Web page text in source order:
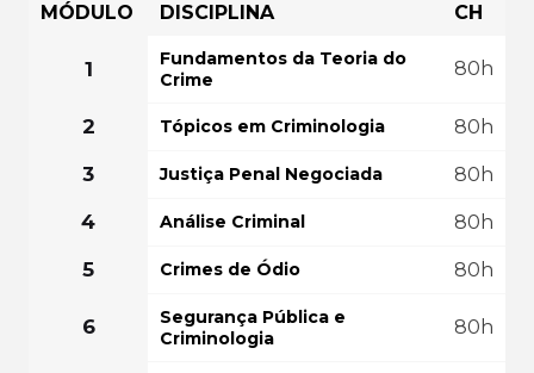
FAÇA SUA
COMEÇAR AGORA
MÓDULO DISCIPLINA CH
1
Fundamentos da Teoria do
Crime
80h
2 Tópicos em Criminologia 80h
3 Justiça Penal Negociada 80h
4 Análise Criminal 80h
5 Crimes de Ódio 80h
6
Segurança Pública e
Criminologia
80h